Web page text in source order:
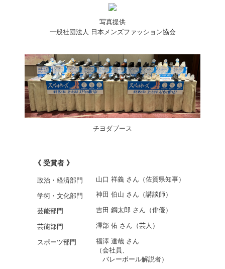
写真提供
一般社団法人 日本メンズファッション協会
チヨダブース
《 受賞者 》
政治・経済部門
山口 祥義 さん（佐賀県知事）
学術・文化部門
神田 伯山 さん（講談師）
芸能部門
吉田 鋼太郎 さん（俳優）
芸能部門
澤部 佑 さん（芸人）
スポーツ部門
福澤 達哉 さん
（会社員、
バレーボール解説者）